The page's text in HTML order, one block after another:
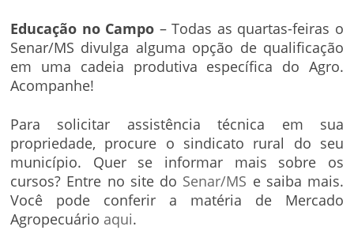
Educação no Campo – Todas as quartas-feiras o
Senar/MS divulga alguma opção de qualificação
em uma cadeia produtiva específica do Agro.
Acompanhe!
Para solicitar assistência técnica em sua
propriedade, procure o sindicato rural do seu
município. Quer se informar mais sobre os
cursos? Entre no site do Senar/MS e saiba mais.
Você pode conferir a matéria de Mercado
Agropecuário aqui.